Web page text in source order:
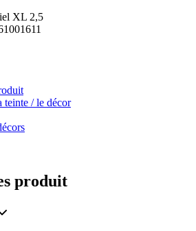
XL 2,5
teinte / le décor
produit